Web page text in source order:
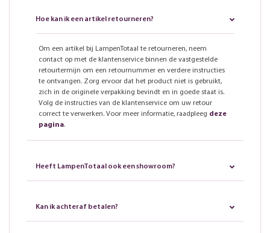
Hoe kan ik een artikel retourneren?
Om een artikel bij LampenTotaal te retourneren, neem
contact op met de klantenservice binnen de vastgestelde
retourtermijn om een retournummer en verdere instructies
te ontvangen. Zorg ervoor dat het product niet is gebruikt,
zich in de originele verpakking bevindt en in goede staat is.
Volg de instructies van de klantenservice om uw retour
correct te verwerken. Voor meer informatie, raadpleeg deze
pagina.
Heeft LampenTotaal ook een showroom?
Kan ik achteraf betalen?